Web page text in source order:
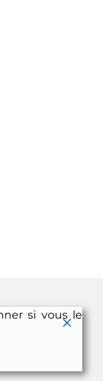
si vous le